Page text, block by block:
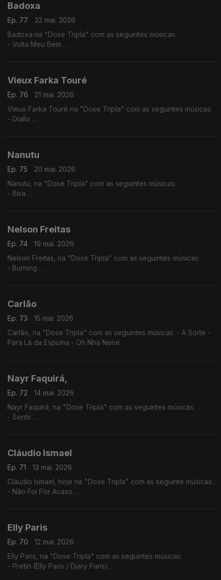
Badoxa
Ep. 77
22 mai. 2026
Badoxa na "Dose Tripla" com as seguintes músicas:
- Volta Meu Bem
Vieux Farka Touré
Ep. 76
21 mai. 2026
Vieux Farka Touré na "Dose Tripla" com as seguintes músicas:
- Diallo
Nanutu
Ep. 75
20 mai. 2026
Nanutu, na "Dose Tripla" com as seguintes músicas:
- Bisa
Nelson Freitas
Ep. 74
19 mai. 2026
Nelson Freitas, na "Dose Tripla" com as seguintes músicas:
- Burning
Carlão
Ep. 73
15 mai. 2026
Carlão, na "Dose Tripla" com as seguintes músicas: - A Sorte -
Para Lá da Espuma - Oh Nha Nené
Nayr Faquirá,
Ep. 72
14 mai. 2026
Nayr Faquirá, na "Dose Tripla" com as seguintes músicas:
- Sentir
Cláudio Ismael
Ep. 71
13 mai. 2026
Cláudio Ismael, hoje na "Dose Tripla" com as seguinte músicas:
- Não Foi Por Acaso
Elly Paris
Ep. 70
12 mai. 2026
Elly Paris, na "Dose Tripla" com as seguintes músicas:
- Pretin (Elly Paris / Djary Paris)